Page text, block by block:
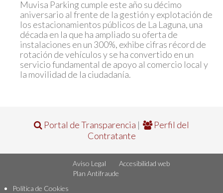
Muvisa Parking cumple este año su décimo
aniversario al frente de la gestión y explotación de
los estacionamientos públicos de La Laguna, una
década en la que ha ampliado su oferta de
instalaciones en un 300%, exhibe cifras récord de
rotación de vehículos y se ha convertido en un
servicio fundamental de apoyo al comercio local y
la movilidad de la ciudadanía.
Portal de Transparencia |
Perfil del
Contratante
Aviso Legal
Accesibilidad web
Plan Antifraude
Política de Cookies